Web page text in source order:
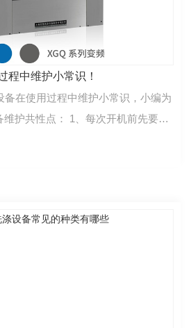
程中维护小常识！
备在使用过程中维护小常识，小编为
护共性点： 1、每次开机前先要打